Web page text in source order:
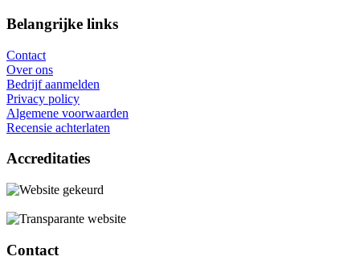
Belangrijke links
Contact
Over ons
Bedrijf aanmelden
Privacy policy
Algemene voorwaarden
Recensie achterlaten
Accreditaties
Contact